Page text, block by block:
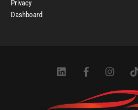
Privacy
Dashboard
Icon
Icon
Icon
Icon